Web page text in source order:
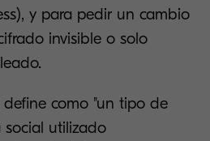
y para pedir un cambio
invisible o solo
define como "un tipo de
utilizado